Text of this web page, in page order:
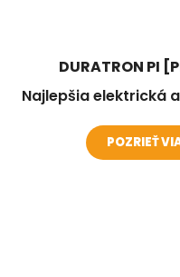
DURATRON PI
Najlepšia elektrická
POZRIEŤ